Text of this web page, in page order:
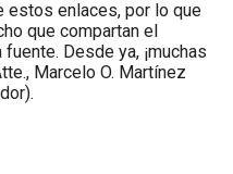
estos enlaces, por lo que
que compartan el
Desde ya, ¡muchas
Marcelo O. Martínez